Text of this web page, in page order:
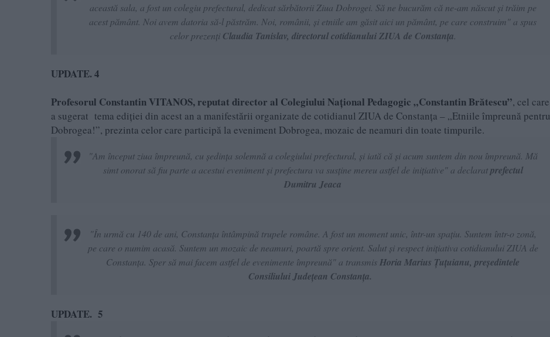
această sala, a fost un colegiu prefectural, dedicat sărbătorii Ziua Dobrogei. Să ne bucurăm că ne-am născut și trăim pe
acest pământ. Noi avem datoria să-l păstrăm. Noi, românii, și etniile am găsit aici un pământ, pe care construim" a spus
celor prezenți Claudia Tanislav, directorul cotidianului ZIUA de Constanța.
UPDATE. 4
Profesorul Constantin VITANOS, reputat director al Colegiului Național Pedagogic „Constantin Brătescu”, cel care
a sugerat tema ediției din acest an a manifestării organizate de cotidianul ZIUA de Constanța – „Etniile împreună pentru
Dobrogea!”, prezinta celor care participă la eveniment Dobrogea, mozaic de neamuri din toate timpurile.
"Am început ziua împreună, cu ședința solemnă a colegiului prefectural, și iată că și acum suntem din nou împreună. Mă
simt onorat să fiu parte a acestui eveniment și prefectura va susține mereu astfel de inițiative" a declaratprefectul
Dumitru Jeaca
"În urmă cu 140 de ani, Constanța întâmpină trupele române. A fost un moment unic, într-un spațiu. Suntem într-o zonă,
pe care o numim acasă. Suntem un mozaic de neamuri, poartă spre orient. Salut și respect inițiativa cotidianului ZIUA de
Constanța. Sper să mai facem astfel de evenimente împreună" a transmisHoria Marius Țuțuianu, președintele
Consiliului Județean Constanța.
UPDATE. 5